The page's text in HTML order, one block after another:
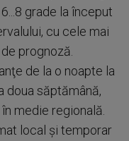
grade la început
cu cele mai
prognoză.
de la o noapte la
doua săptămână,
medie regională.
local şi temporar